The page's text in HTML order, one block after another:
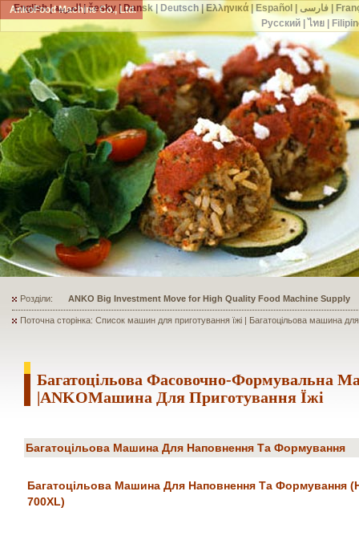
AnkoFood Machine Co., Ltd.
Розділи: ANKO's Food Processing Equipment Assists a Shoe Seller to Start
Поточна сторінка: Список машин для приготування їжі | Багатоцільова машина
Багатоцільова Фасовочно-Формувальна
|ANKOМашина Для Приготування Їжі
Багатоцільова Машина Для Наповнення Та Формування
Багатоцільова Машина Для Наповнення Та Формування
700XL)
English|العربية|česky| Dansk| Deutsch|Ελληνικά|Español فارسی|
Русский| ไทย|